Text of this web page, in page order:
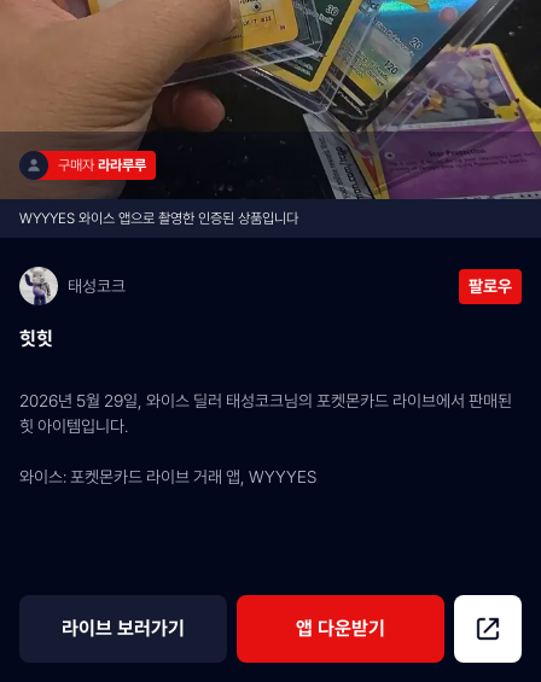
구매자 라라루루
WYYYES 와이스 앱으로 촬영한 인증된 상품입니다
태성코크 팔로우
힛힛
2026년 5월 29일, 와이스 딜러 태성코크님의 포켓몬카드 라이브에서 판매된
힛 아이템입니다.
와이스: 포켓몬카드 라이브 거래 앱, WYYYES
라이브 보러가기 앱 다운받기